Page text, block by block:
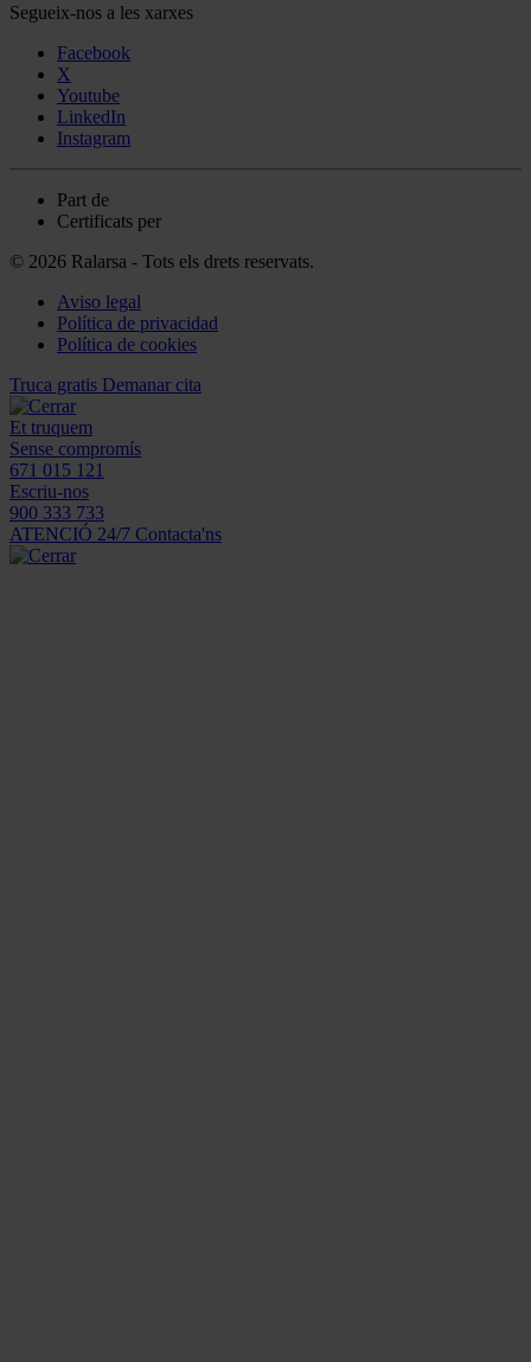
Segueix-nos a les xarxes
Facebook
X
Youtube
LinkedIn
Instagram
Part de
Certificats per
© 2026 Ralarsa - Tots els drets reservats.
Aviso legal
Política de privacidad
Política de cookies
Truca gratis Demanar cita
Et truquem
Sense compromís
671 015 121
Escriu-nos
900 333 733
ATENCIÓ 24/7 Contacta'ns